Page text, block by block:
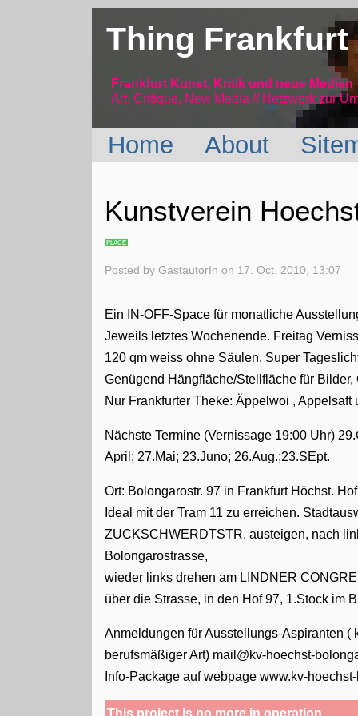
Thing Frankfurt
Frankfurt Kunst, Kritik und neue Medien
Art, Critique, New Media // Netzwerk zur
Home About
Kunstverein
PLACE
Posted byGastautorIn on 17. Oct. 2010, 13:07
Ein IN-OFF-Space für monatliche
Jeweils letztes Wochenende. Freitag
120 qm weiss ohne Säulen. Super
Genügend Hängfläche/Stellfläche für
Nur Frankfurter Theke: Äppelwoi , Appelsaft
Nächste Termine (Vernissage 19:00 Uhr)
April; 27.Mai; 23.Juno; 26.Aug.;23.SEpt.
Ort: Bolongarostr. 97 in Frankfurt Höchst.
Ideal mit der Tram 11 zu erreichen.
ZUCKSCHWERDTSTR. austeigen, nach
Bolongarostrasse,
wieder links drehen am LINDNER
über die Strasse, in den Hof 97, 1.Stock im
Anmeldungen für Ausstellungs-Aspiranten
berufsmäßiger Art) mail@kv-hoechst-
Info-Package auf webpage www.kv-
This project is no more in operation.